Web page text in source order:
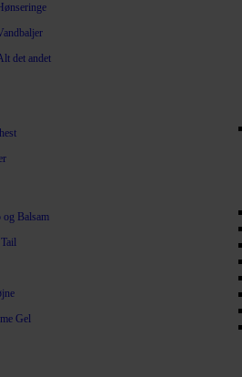
Hønseringe
det andet
og Balsam
Gel